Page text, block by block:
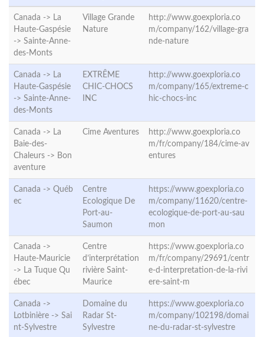
Canada -> La
Haute-Gaspésie
-> Sainte-Anne-
des-Monts
Village Grande
Nature
http://www.goexploria.co
m/company/162/village-gra
nde-nature
Canada -> La
Haute-Gaspésie
-> Sainte-Anne-
des-Monts
EXTRÊME
CHIC-CHOCS
INC
http://www.goexploria.co
m/company/165/extreme-c
hic-chocs-inc
Canada -> La
Baie-des-
Chaleurs -> Bon
aventure
Cime Aventures
http://www.goexploria.co
m/fr/company/184/cime-av
entures
Canada -> Québ
ec
Centre
Ecologique De
Port-au-
Saumon
https://www.goexploria.co
m/company/11620/centre-
ecologique-de-port-au-sau
mon
Canada ->
Haute-Mauricie
-> La Tuque Qu
ébec
Centre
d’interprétation
rivière Saint-
Maurice
https://www.goexploria.co
m/fr/company/29691/centr
e-d-interpretation-de-la-rivi
ere-saint-m
Canada ->
Lotbinière -> Sai
nt-Sylvestre
Domaine du
Radar St-
Sylvestre
https://www.goexploria.co
m/company/102198/domai
ne-du-radar-st-sylvestre